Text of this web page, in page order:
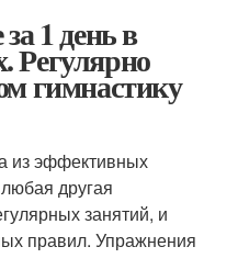
1 день в
Регулярно
гимнастику
из эффективных
другая
занятий, и
правил. Упражнения